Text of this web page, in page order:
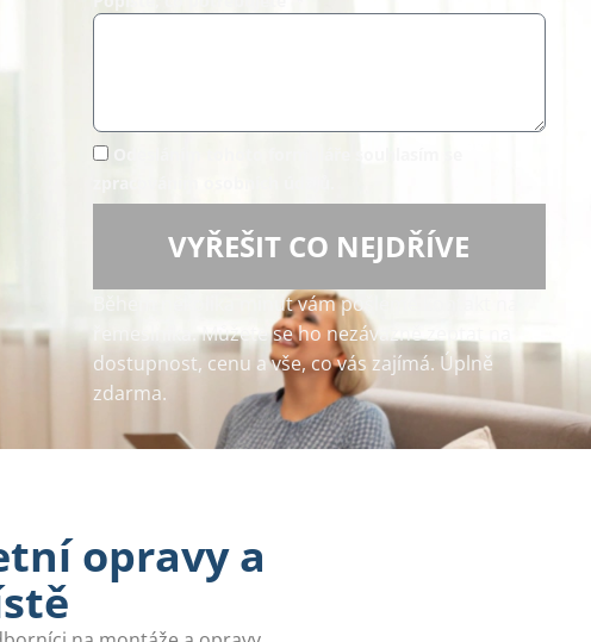
VYŘEŠIT CO NEJDŘÍVE
Během několika minut vám pošleme kontakt na
řemeslníka. Můžete se ho nezávazně zeptat na
dostupnost, cenu a vše, co vás zajímá. Úplně
zdarma.
opravy a